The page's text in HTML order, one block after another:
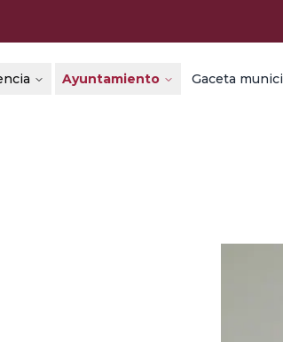
Ayuntamiento Gaceta